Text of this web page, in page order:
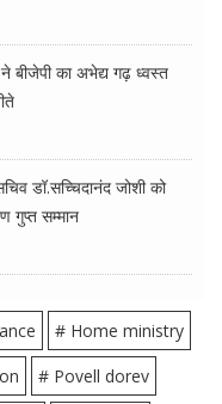
बीजेपी का अभेद्य गढ़ ध्वस्त
डॉ.सच्चिदानंद जोशी को
गुप्त सम्मान
# Home ministry
# Povell dorev